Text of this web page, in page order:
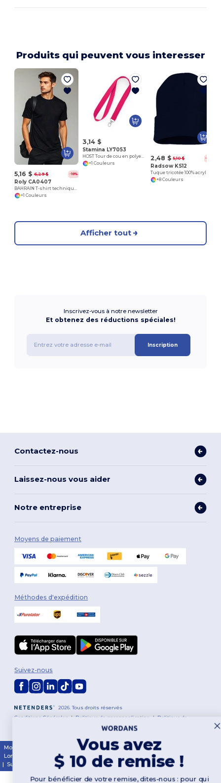
Produits qui peuvent vous interesser
5,16 $ 6,29 $ -18%
Roly CA0407
+1 Couleurs
3,14 $
Stamina LY7053
+1 Couleurs
2,48 $ 5,10 $ -51%
Radsow KS12
+8 Couleurs
Afficher tout
Inscrivez-vous à notre newsletter
Et obtenez des réductions spéciales!
Inscription
Contactez-nous
Laissez-nous vous aider
Notre entreprise
Moyens de paiement
Méthodes d'expédition
2026. Tous droits réservés
Conditions Générales | Politique de personnalisation | Politique de
Politique de Cookies|Plan du Site
Suivez-nous
Montréal Québec|Gatineau| Hamilton|Toronto
London
|Calgary| Edmonton Vancouver Winnipeg
| Surrey Mississauga Markham
Vous avez
$ 10 de remise !
Pour bénéficier de votre remise, dites-nous : pour qui